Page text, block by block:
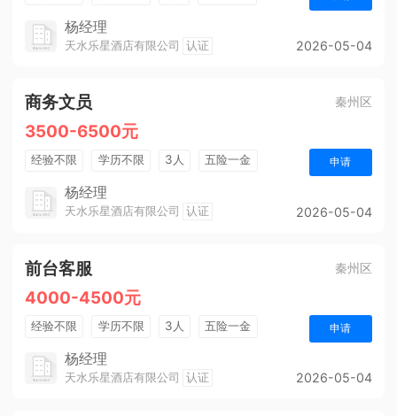
杨经理
天水乐星酒店有限公司 认证 2026-05-04
商务文员 秦州区
3500-6500元
经验不限 学历不限 3人
五险一金
法定节假日
申请
杨经理
天水乐星酒店有限公司 认证 2026-05-04
前台客服 秦州区
4000-4500元
经验不限 学历不限 3人
五险一金
包吃住
年终奖金
申请
杨经理
天水乐星酒店有限公司 认证 2026-05-04